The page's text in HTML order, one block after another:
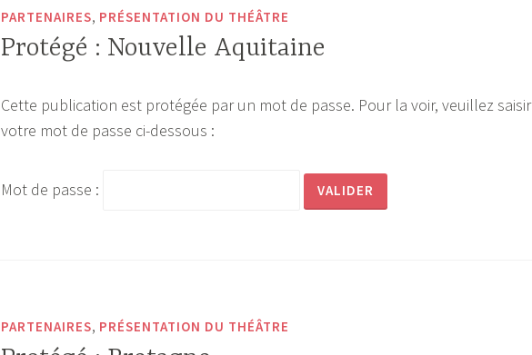
PARTENAIRES, PRÉSENTATION DU THÉÂTRE
Protégé : Nouvelle Aquitaine
Cette publication est protégée par un mot de passe. Pour la voir, veuillez saisir
votre mot de passe ci-dessous :
Mot de passe :
PARTENAIRES, PRÉSENTATION DU THÉÂTRE